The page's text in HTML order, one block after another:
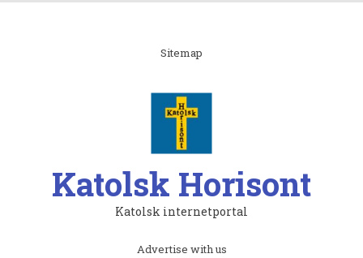
Sitemap
Katolsk Horisont
Katolsk internetportal
Advertise with us